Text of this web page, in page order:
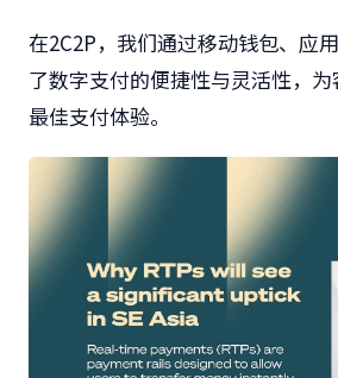
在2C2P，我们通过移动钱包、应
了数字支付的便捷性与灵活性，
最佳支付体验。